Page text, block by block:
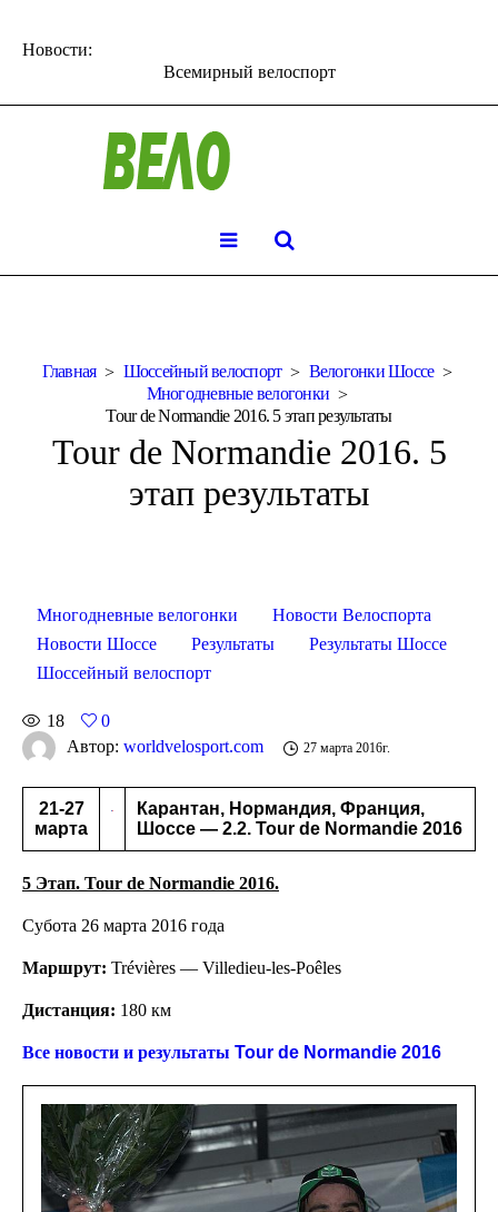
Новости:
Всемирный велоспорт
Главная Шоссейный велоспорт
Велогонки Шоссе
Многодневные велогонки
Tour de Normandie 2016. 5 этап результаты
Tour de Normandie 2016. 5
этап результаты
Многодневные велогонки
Новости Велоспорта
Новости Шоссе
Результаты
Результаты Шоссе
Шоссейный велоспорт
18
0
Автор: worldvelosport.com 27 марта 2016г.
21-27
марта
Карантан, Нормандия, Франция,
Шоссе — 2.2. Tour de Normandie 2016
5 Этап. Tour de Normandie 2016.
Субота 26 марта 2016 года
Маршрут: Trévières — Villedieu-les-Poêles
Дистанция: 180 км
Все новости и результаты Tour de Normandie 2016